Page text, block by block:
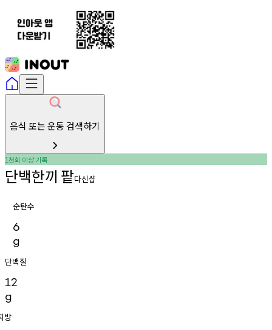
음식 또는 운동 검색하기
1천회 이상기록
단백한끼 팥다신샵
순탄수
6
g
단백질
12
g
방